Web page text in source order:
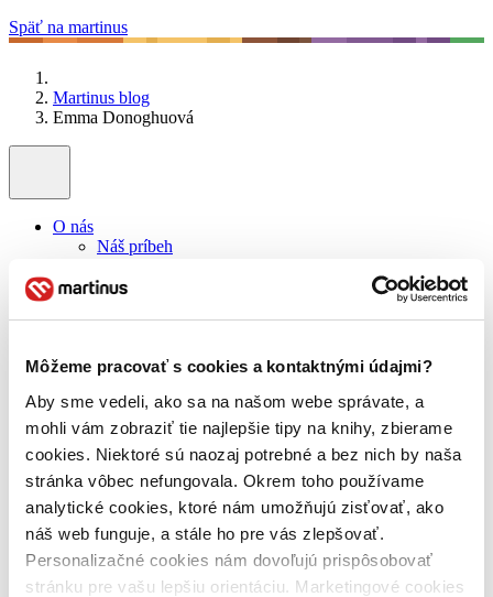
Môžeme pracovať s cookies a kontaktnými údajmi?
Aby sme vedeli, ako sa na našom webe správate, a
mohli vám zobraziť tie najlepšie tipy na knihy, zbierame
cookies. Niektoré sú naozaj potrebné a bez nich by naša
stránka vôbec nefungovala. Okrem toho používame
analytické cookies, ktoré nám umožňujú zisťovať, ako
náš web funguje, a stále ho pre vás zlepšovať.
Personalizačné cookies nám dovoľujú prispôsobovať
stránku pre vašu lepšiu orientáciu. Marketingové cookies
Späť na martinus
Martinus blog
Emma Donoghuová
O nás
Náš príbeh
Galéria Martinusu
Sme B Corp
Zelený Martinus
Pridaj sa
Pridaj sa k nám
Aktuálne ponuky
Výberový proces
Pošlite mi ponuku
Povedali o nás
Projekty
Kampane
Záložky
Náš labák